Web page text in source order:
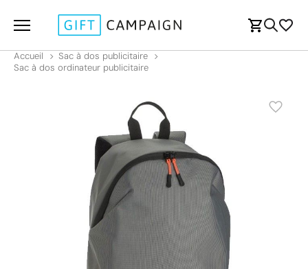
Accueil
Sac à dos publicitaire
Sac à dos ordinateur publicitaire